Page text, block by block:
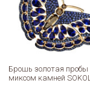
Брошь золотая пробы
миксом камней